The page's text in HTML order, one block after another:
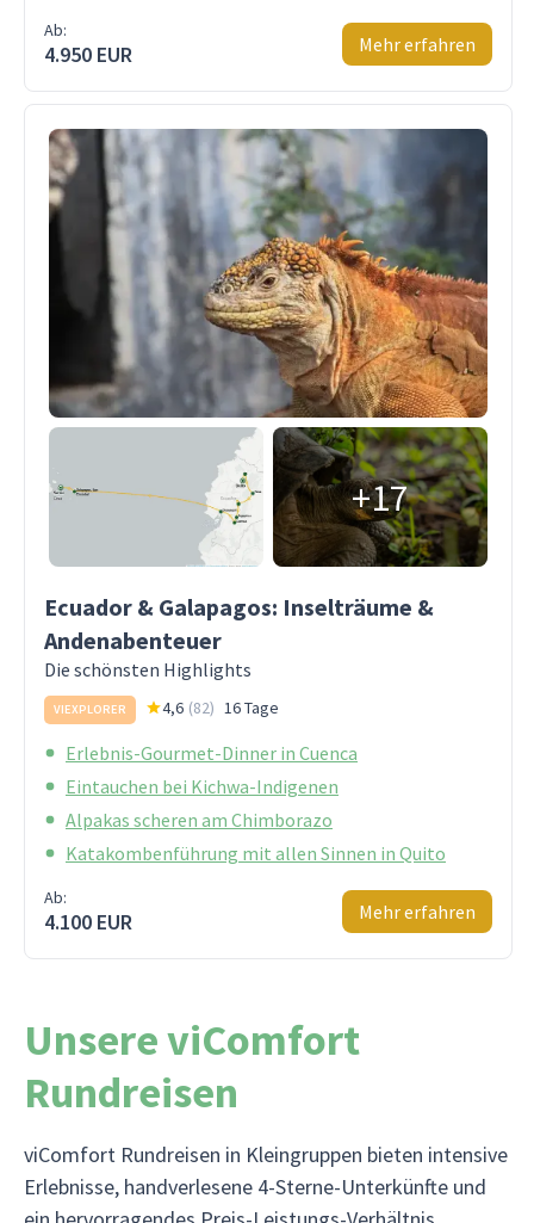
Ab:
4.950 EUR Mehr erfahren
+17
Ecuador & Galapagos: Inselträume &
Andenabenteuer
Die schönsten Highlights
VIEXPLORER 4,6 (82) 16 Tage
Erlebnis-Gourmet-Dinner in Cuenca
Eintauchen bei Kichwa-Indigenen
Alpakas scheren am Chimborazo
Katakombenführung mit allen Sinnen in Quito
Ab:
4.100 EUR Mehr erfahren
Unsere viComfort
Rundreisen
viComfort Rundreisen in Kleingruppen bieten intensive
Erlebnisse, handverlesene 4-Sterne-Unterkünfte und